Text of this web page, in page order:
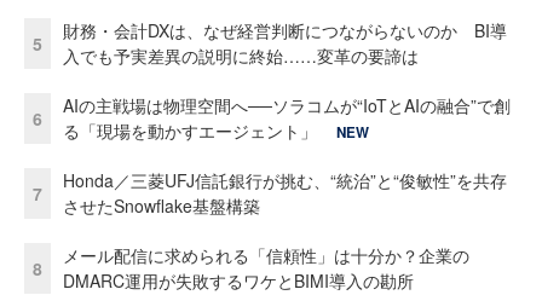
5
財務・会計DXは、なぜ経営判断につながらないのか BI導
入でも予実差異の説明に終始……変革の要諦は
6
AIの主戦場は物理空間へ──ソラコムが“IoTとAIの融合”で創
る「現場を動かすエージェント」
NEW
7
Honda／三菱UFJ信託銀行が挑む、“統治”と“俊敏性”を共存
させたSnowflake基盤構築
8
メール配信に求められる「信頼性」は十分か？企業の
DMARC運用が失敗するワケとBIMI導入の勘所